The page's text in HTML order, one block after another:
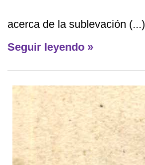
acerca de la sublevación (...)
Seguir leyendo »